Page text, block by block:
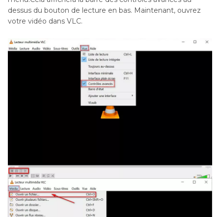
dessus du bouton de lecture en bas. Maintenant, ouvrez
votre vidéo dans VLC.